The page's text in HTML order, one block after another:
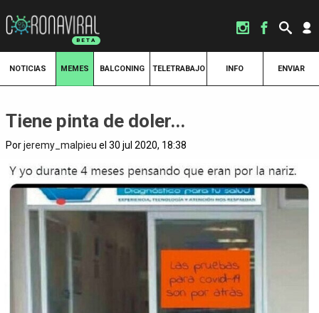
NOTICIAS MEMES BALCONING TELETRABAJO INFO ENVIAR
Tiene pinta de doler...
Porjeremy_malpieu el 30 jul 2020, 18:38